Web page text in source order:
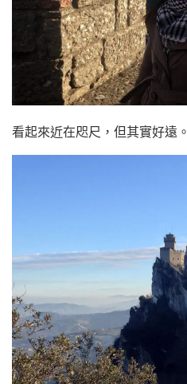
看起來近在咫尺，但其實好遠。